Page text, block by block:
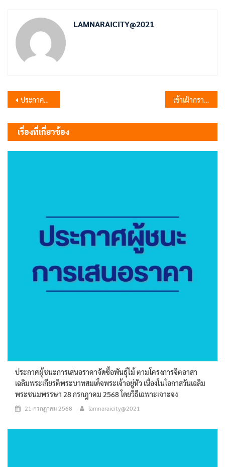
LAMNARAICITY@2021
แนะแนว
เรื่อง
ประกาศผู้ชนะการเสนอราคา จ้างเหมาซ่อมแซมมอเตอร์ปั้มน้ำสนามกีฬาเทศบาลตำบลลำนารายณ์ แห่งที่ 2 (หน้าโรงพยาบาลชัยบาดาล) ม.5 ต.ลำนารายณ์ โดยวิธีเฉพาะเจาะจง เข้าเฝ้ากราบถวายบังคมพระบรมศพ สมเด็จพระนางเจ้าสิริกิติ์ พระบรมราชินีนาถ พระบรมราชชนนีพันปีหลวง
เรื่องที่เกี่ยวข้อง
ประกาศผู้ชนะการเสนอราคาจัดซื้อพันธุ์ไม้ ตามโครงการจิตอาสา
เฉลิมพระเกียรติพระบาทสมเด็จพระเจ้าอยู่หัว เนื่องในโอกาสวันเฉลิม
พระชนมพรรษา 28 กรกฎาคม 2568 โดยวิธีเฉพาะเจาะจง
21 กรกฎาคม 2568 lamnaraicity@2021